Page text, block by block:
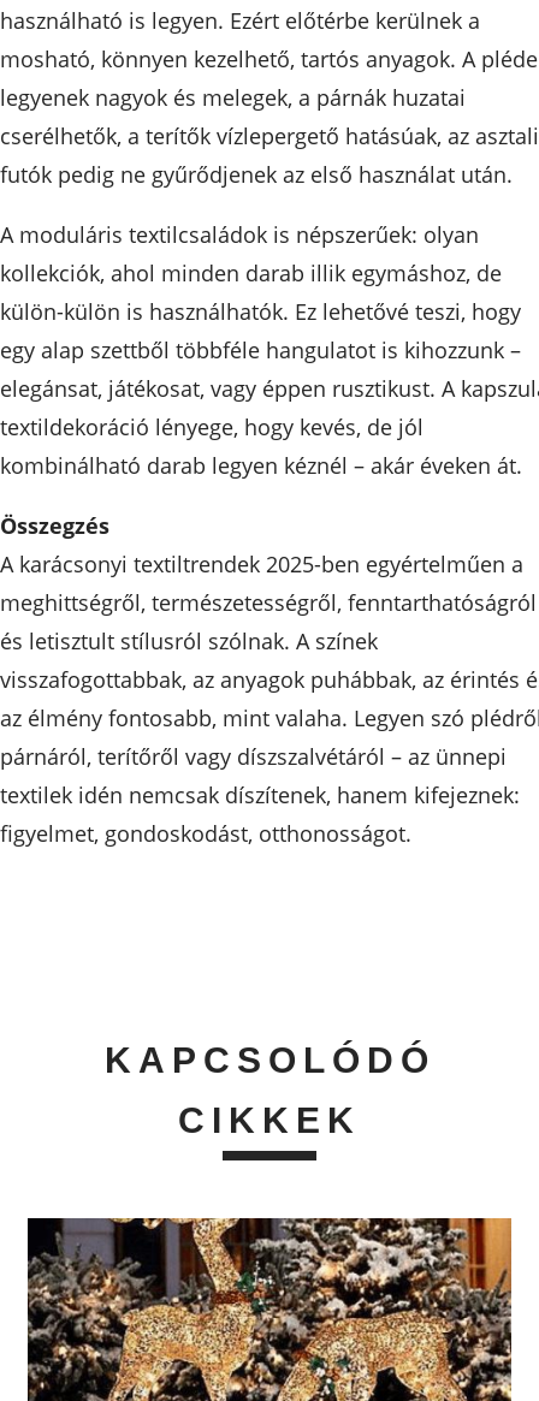
használható is legyen. Ezért előtérbe kerülnek a
mosható, könnyen kezelhető, tartós anyagok. A
legyenek nagyok és melegek, a párnák huzatai
cserélhetők, a terítők vízlepergető hatásúak, az asztali
futók pedig ne gyűrődjenek az első használat után.
A moduláris textilcsaládok is népszerűek: olyan
kollekciók, ahol minden darab illik egymáshoz, de
külön-külön is használhatók. Ez lehetővé teszi, hogy
egy alap szettből többféle hangulatot is kihozzunk –
elegánsat, játékosat, vagy éppen rusztikust. A
textildekoráció lényege, hogy kevés, de jól
kombinálható darab legyen kéznél – akár éveken át.
Összegzés
A karácsonyi textiltrendek 2025-ben egyértelműen a
meghittségről, természetességről, fenntarthatóságról
és letisztult stílusról szólnak. A színek
visszafogottabbak, az anyagok puhábbak, az érintés
az élmény fontosabb, mint valaha. Legyen szó
párnáról, terítőről vagy díszszalvétáról – az ünnepi
textilek idén nemcsak díszítenek, hanem kifejeznek:
figyelmet, gondoskodást, otthonosságot.
KAPCSOLÓDÓ
CIKKEK